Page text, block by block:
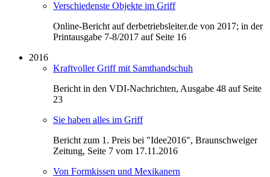
Verschiedenste Objekte im Griff
Online-Bericht auf derbetriebsleiter.de von 2017; in der
Printausgabe 7-8/2017 auf Seite 16
2016
Kraftvoller Griff mit Samthandschuh
Bericht in den VDI-Nachrichten, Ausgabe 48 auf Seite
23
Sie haben alles im Griff
Bericht zum 1. Preis bei "Idee2016", Braunschweiger
Zeitung, Seite 7 vom 17.11.2016
Von Formkissen und Mexikanern